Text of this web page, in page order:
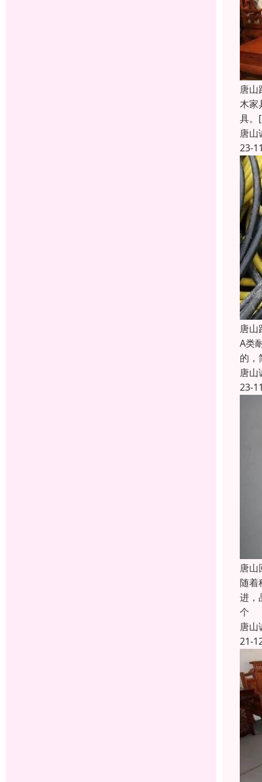
唐山
木家
具。
唐山
23-
唐山
A类
的，
唐山
23-
唐山
随着
进，
个
唐山
21-